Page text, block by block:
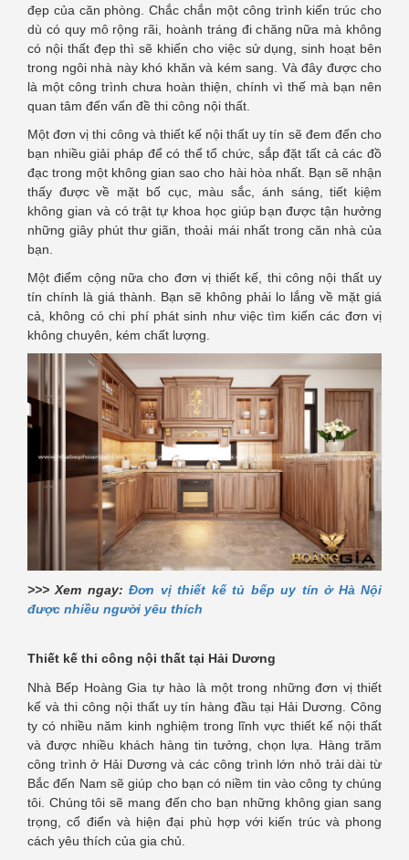
đẹp của căn phòng. Chắc chắn một công trình kiến trúc cho
dù có quy mô rộng rãi, hoành tráng đi chăng nữa mà không
có nội thất đẹp thì sẽ khiến cho việc sử dụng, sinh hoạt bên
trong ngôi nhà này khó khăn và kém sang. Và đây được cho
là một công trình chưa hoàn thiện, chính vì thế mà bạn nên
quan tâm đến vấn đề thi công nội thất.
Một đơn vị thi công và thiết kế nội thất uy tín sẽ đem đến cho
bạn nhiều giải pháp để có thể tổ chức, sắp đặt tất cả các đồ
đạc trong một không gian sao cho hài hòa nhất. Bạn sẽ nhận
thấy được về mặt bố cục, màu sắc, ánh sáng, tiết kiệm
không gian và có trật tự khoa học giúp bạn được tận hưởng
những giây phút thư giãn, thoải mái nhất trong căn nhà của
bạn.
Một điểm cộng nữa cho đơn vị thiết kế, thi công nội thất uy
tín chính là giá thành. Bạn sẽ không phải lo lắng về mặt giá
cả, không có chi phí phát sinh như việc tìm kiến các đơn vị
không chuyên, kém chất lượng.
>>> Xem ngay:Đơn vị thiết kế tủ bếp uy tín ở Hà Nội
được nhiều người yêu thích
Thiết kế thi công nội thất tại Hải Dương
Nhà Bếp Hoàng Gia tự hào là một trong những đơn vị thiết
kế và thi công nội thất uy tín hàng đầu tại Hải Dương. Công
ty có nhiều năm kinh nghiệm trong lĩnh vực thiết kế nội thất
và được nhiều khách hàng tin tưởng, chọn lựa. Hàng trăm
công trình ở Hải Dương và các công trình lớn nhỏ trải dài từ
Bắc đến Nam sẽ giúp cho bạn có niềm tin vào công ty chúng
tôi. Chúng tôi sẽ mang đến cho bạn những không gian sang
trọng, cổ điển và hiện đại phù hợp với kiến trúc và phong
cách yêu thích của gia chủ.